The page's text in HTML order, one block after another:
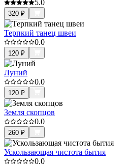
5.0
320 ₽
Терпкий танец швеи
0.0
120 ₽
Луний
0.0
120 ₽
Земля скопцов
0.0
260 ₽
Ускользающая чистота бытия
0.0